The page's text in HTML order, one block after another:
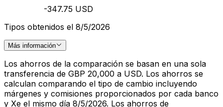
-347.75 USD
Tipos obtenidos el 8/5/2026
Más información
Los ahorros de la comparación se basan en una sola
transferencia de GBP 20,000 a USD. Los ahorros se
calculan comparando el tipo de cambio incluyendo
márgenes y comisiones proporcionados por cada banco
y Xe el mismo día 8/5/2026. Los ahorros de